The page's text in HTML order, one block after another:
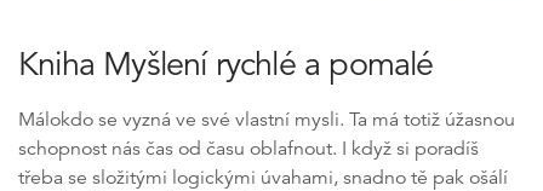
Kniha Myšlení rychlé a pomalé
Málokdo se vyzná ve své vlastní mysli. Ta má totiž úžasnou
schopnost nás čas od času oblafnout. I když si poradíš
třeba se složitými logickými úvahami, snadno tě pak ošálí